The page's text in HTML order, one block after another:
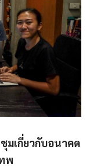
มเกี่ยวกับอนาคต
พ